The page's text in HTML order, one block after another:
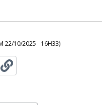
22/10/2025 - 16H33)